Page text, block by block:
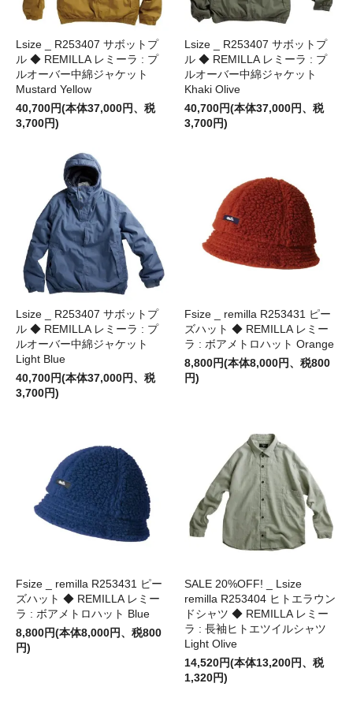
Lsize _ R253407 サボットプ
ル ◆ REMILLA レミーラ : プ
ルオーバー中綿ジャケット
Mustard Yellow
40,700円(本体37,000円、税
3,700円)
Lsize _ R253407 サボットプ
ル ◆ REMILLA レミーラ : プ
ルオーバー中綿ジャケット
Khaki Olive
40,700円(本体37,000円、税
3,700円)
Lsize _ R253407 サボットプ
ル ◆ REMILLA レミーラ : プ
ルオーバー中綿ジャケット
Light Blue
40,700円(本体37,000円、税
3,700円)
Fsize _ remilla R253431 ピー
ズハット ◆ REMILLA レミー
ラ : ボアメトロハット Orange
8,800円(本体8,000円、税800
円)
Fsize _ remilla R253431 ピー
ズハット ◆ REMILLA レミー
ラ : ボアメトロハット Blue
8,800円(本体8,000円、税800
円)
SALE 20%OFF! _ Lsize
remilla R253404 ヒトエラウン
ドシャツ ◆ REMILLA レミー
ラ : 長袖ヒトエツイルシャツ
Light Olive
14,520円(本体13,200円、税
1,320円)